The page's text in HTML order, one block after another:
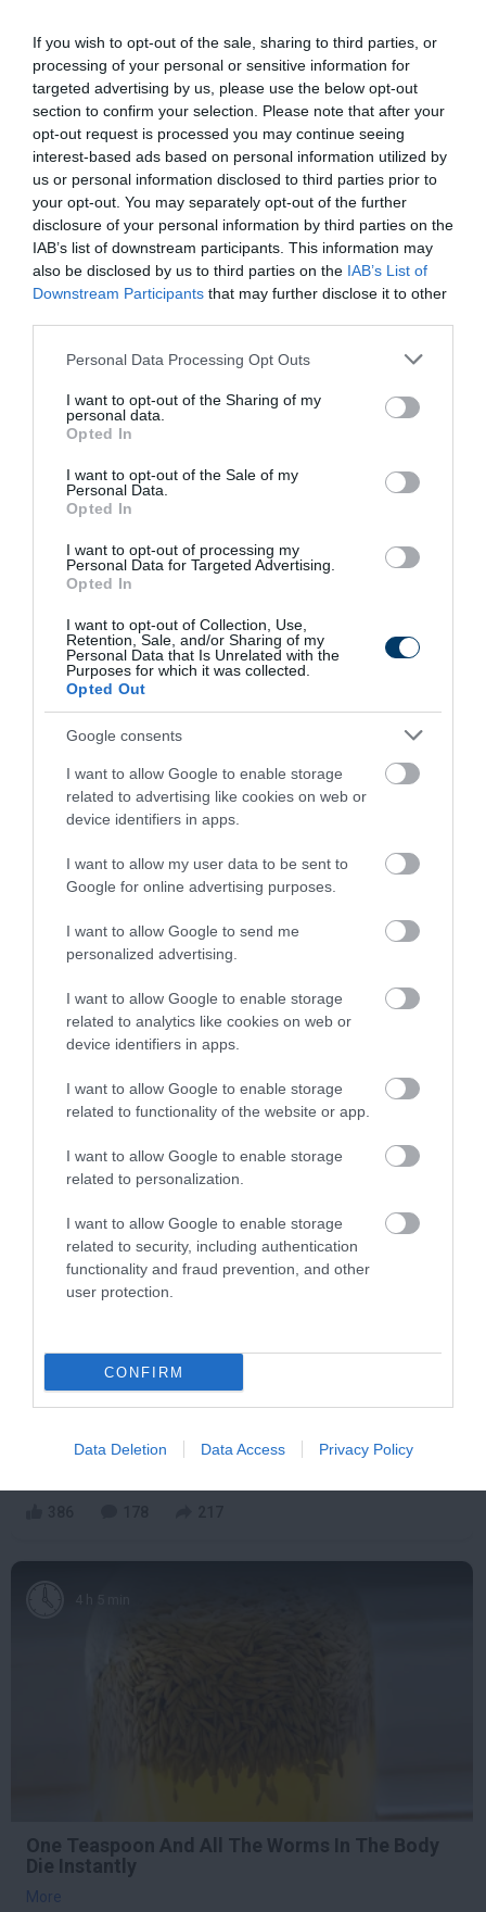
If you wish to opt-out of the sale, sharing to third parties, or
processing of your personal or sensitive information for
targeted advertising by us, please use the below opt-out
section to confirm your selection. Please note that after your
opt-out request is processed you may continue seeing
interest-based ads based on personal information utilized by
us or personal information disclosed to third parties prior to
your opt-out. You may separately opt-out of the further
disclosure of your personal information by third parties on the
IAB’s list of downstream participants. This information may
also be disclosed by us to third parties on the IAB’s List of
Downstream Participants that may further disclose it to other
Please note that this website/app uses one or more Google
not limited to your visit or usage behaviour. You may click to
grant or deny consent to Google and its third-party tags to
use your data for below specified purposes in below Google
consent section.
Personal Data Processing Opt Outs
I want to opt-out of the Sharing of my
personal data.
Opted In
I want to opt-out of the Sale of my
Personal Data.
Opted In
I want to opt-out of processing my
Personal Data for Targeted Advertising.
Opted In
I want to opt-out of Collection, Use,
Retention, Sale, and/or Sharing of my
Personal Data that Is Unrelated with the
Purposes for which it was collected.
Opted Out
Google consents
I want to allow Google to enable storage
related to advertising like cookies on web or
device identifiers in apps.
I want to allow my user data to be sent to
Google for online advertising purposes.
I want to allow Google to send me
personalized advertising.
I want to allow Google to enable storage
related to analytics like cookies on web or
device identifiers in apps.
I want to allow Google to enable storage
related to functionality of the website or app.
I want to allow Google to enable storage
related to personalization.
I want to allow Google to enable storage
related to security, including authentication
functionality and fraud prevention, and other
user protection.
CONFIRM
Data Deletion Data Access Privacy Policy
5 Hidden Signs You Have Worms Inside Your
Body
More
296 55 363
8 h 1 min
195 181 360
This Simple Trick Removes All Parasites From
Your Body!
5 h 40 min
Stop Eating These 3 Foods That Are Known to
One Teaspoon And All The Worms In The Body
Die Instantly
More